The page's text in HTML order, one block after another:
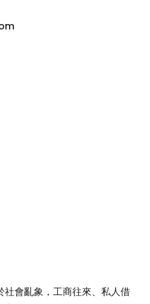
會亂象，工商往來、私人借